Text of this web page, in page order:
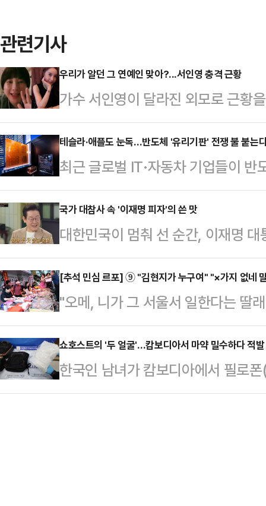
관련기사
우리가 알던 그 연예인 맞아?...서인영 충격 근황
가수 서인영이 달라진 외모로 근황
미디어(SNS) 라이브 방송을 통해
정도 찐 것 같다"고 고백했다.이어
것도 좋았는데 나는 살찐 게 좋고
찐 거 어떡하나. 맛있는 거 먹고 돈
웃으며 말했다.서인영은 외모 변화
래 코끝만 엄청 뾰족했는데, 더 이
테슬라·애플도 눈독…반도체 '유리기판' 전쟁 불 붙는
최근 글로벌 IT·자동차 기업들이
전자 부품사들의 상용화 경쟁이 한
슬라와 애플은 최근 유리기판 제조
은 인공지능(AI) 연산 등 성능 향상
있는 유리기판 도입 가능성을 타진
픽처리장치(GPU), 중앙처리장치
결하고, 전기적 신호를 전달하는 핵
키는 도로 역할…
국가 대참사 속 '이재명 피자'의 쓴 맛
대한민국이 멈춰 선 순간, 이재명
원관리원 화재로 647개 정부 업무
의 불편을 감수해야 하는 초유의 상
램 촬영에 나섰다. 더욱 참담한 것
심한 압박감을 견디지 못해 스스로
해' 방송이 강행됐다는 점이다.사
26일 오후 8시 15분, 국가정보자
리튬이온 배터리 폭발…
[추석 민심 르포] ⑨ "김현지가 누구여" "×가지 없네
"오메, 니가 그 서울서 일한다는 딸
때, 광주에서만 60년을 살고 있는
리탕집을 찾았다. 오리탕은 광주 지
이 대표 음식으로 여겨지지만 더 친
식 중 하나다. 오랜 단골 식당인 만
쇼호스트의 '두 얼굴'…캄보디아서 마약 밀수하다 적발
한국인 남녀가 캄보디아에서 필로
속 송치됐다. 여성은 현지에서 활동